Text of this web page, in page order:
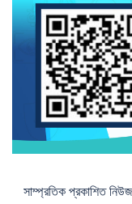
সাম্প্রতিক প্রকাশিত